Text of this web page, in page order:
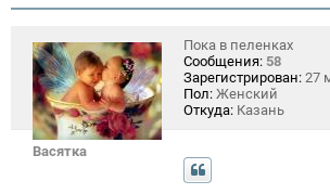
Васятка
Пока в пеленках
Сообщения: 58
Зарегистрирован: 27
Пол: Женский
Откуда: Казань